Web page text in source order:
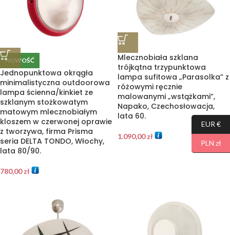
NOWOŚĆ
Jednopunktowa okrągła
minimalistyczna outdoorowa
lampa ścienna/kinkiet ze
szklanym stożkowatym
matowym mlecznobiałym
kloszem w czerwonej oprawie
z tworzywa, firma Prisma
seria DELTA TONDO, Włochy,
lata 80/90.
780,00zł
Mlecznobiała szklana
trójkątna trzypunktowa
lampa sufitowa „Parasolka” z
różowymi ręcznie
malowanymi „wstążkami”,
Napako, Czechosłowacja,
lata 60.
1.090,00zł
EUR €
PLN zł